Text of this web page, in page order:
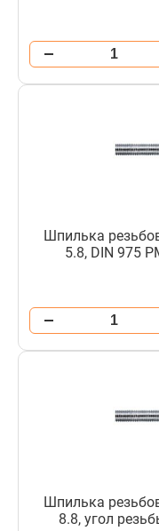
Шпилька
5.8, DIN 975
Шпилька
8.8, угол